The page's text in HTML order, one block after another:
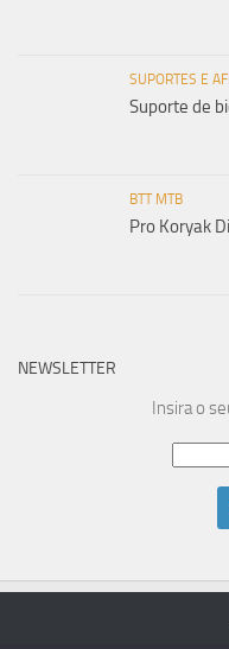
SUPORTES E
Suporte de
BTT MTB
Pro Koryak
NEWSLETTER
Insira o